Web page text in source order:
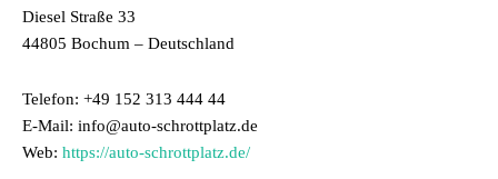
Diesel Straße 33
44805 Bochum – Deutschland
Telefon: +49 152 313 444 44
E-Mail: info@auto-schrottplatz.de
Web: https://auto-schrottplatz.de/